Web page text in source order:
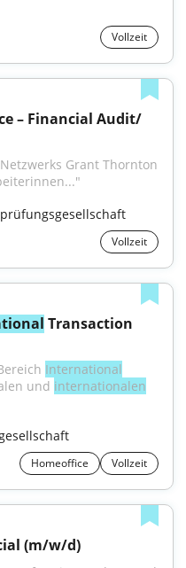
Vollzeit
– Financial Audit/
Vollzeit
Transaction
International
und internationalen
Homeoffice Vollzeit
(m/w/d)